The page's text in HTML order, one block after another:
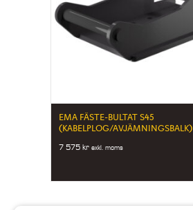
EMA FÄSTE-BULTAT S45
(KABELPLOG/AVJÄMNINGSBALK)
7 575kr exkl. moms